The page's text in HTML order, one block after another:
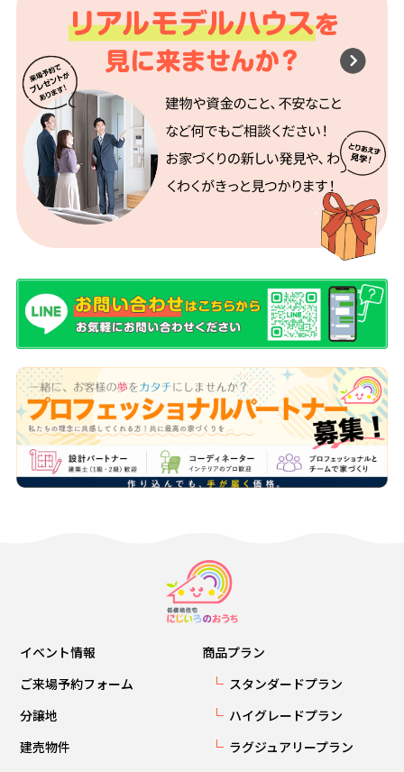
イベント情報
ご来場予約フォーム
分譲地
建売物件
商品プラン
スタンダードプラン
ハイグレードプラン
ラグジュアリープラン